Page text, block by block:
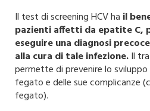
Il test di screening HCV ha il
pazienti affetti da epatite C,
eseguire una diagnosi
alla cura di tale infezione.Il
permette di prevenire lo
fegato e delle sue complicanze
fegato).